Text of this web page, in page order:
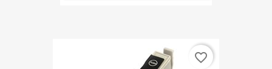
favorite_border